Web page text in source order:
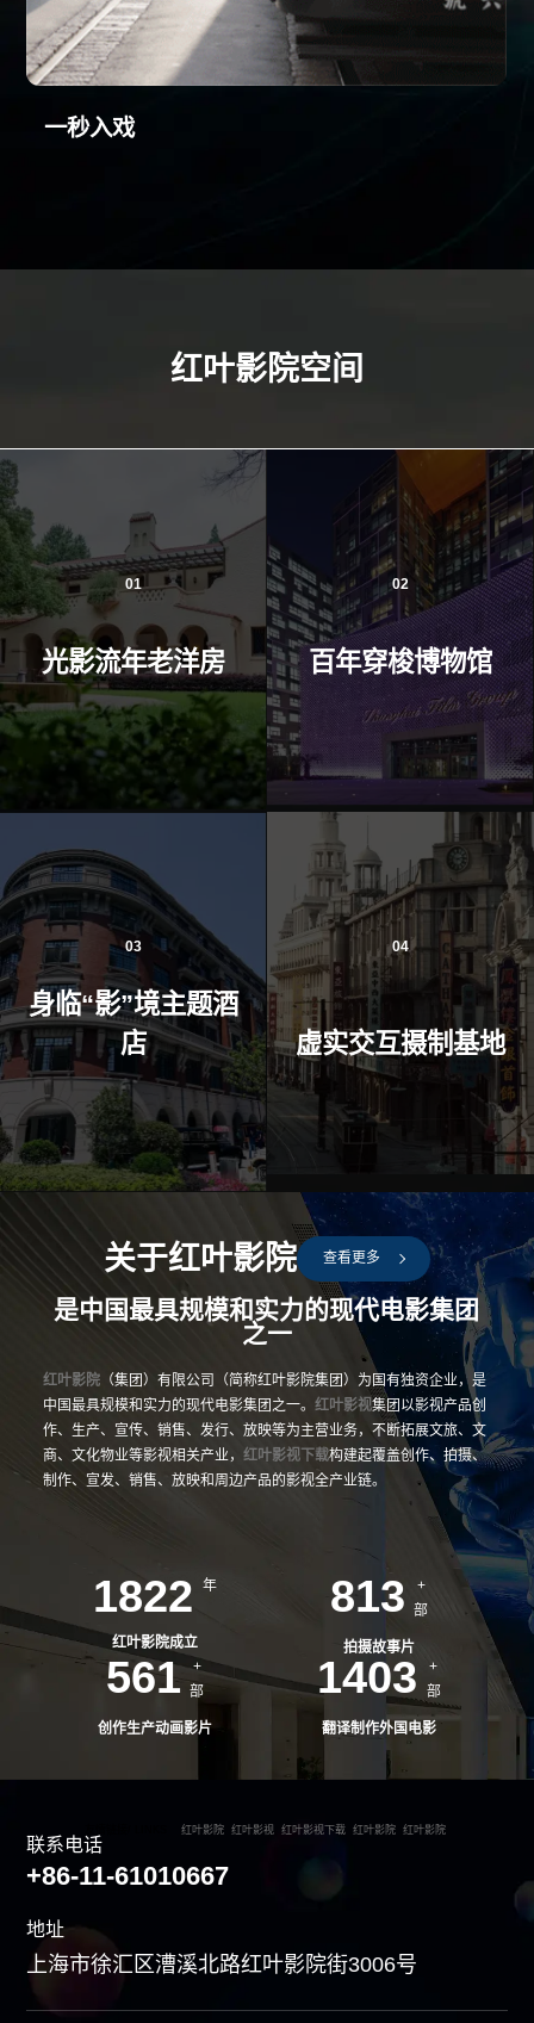
一秒入戏
红叶影院空间
01
光影流年老洋房
02
百年穿梭博物馆
03
身临“影”境主题酒
店
04
虚实交互摄制基地
关于红叶影院 查看更多
是中国最具规模和实力的现代电影集团
之一
红叶影院（集团）有限公司（简称红叶影院集团）为国有独资企业，是
中国最具规模和实力的现代电影集团之一。 红叶影视集团以影视产品创
作、生产、宣传、销售、发行、放映等为主营业务，不断拓展文旅、文
商、文化物业等影视相关产业， 红叶影视下载构建起覆盖创作、拍摄、
制作、宣发、销售、放映和周边产品的影视全产业链。
1949 年
红叶影院成立
870
+
部
拍摄故事片
600
+
部
创作生产动画影片
1500
+
部
翻译制作外国电影
红叶影院 红叶影视 红叶影视下载 红叶影院 红叶影院
联系电话
+86-11-61010667
地址
上海市徐汇区漕溪北路红叶影院街3006号